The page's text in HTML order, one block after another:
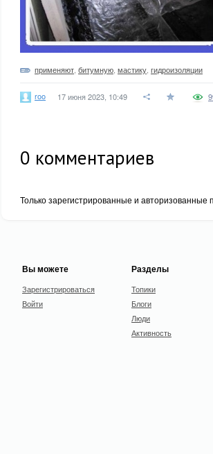
применяют битумную мастику гидроизоляции
roo 17 июня 2023, 10:49
0 комментариев
Только зарегистрированные и авторизованные
Вы можете
Зарегистрироваться
Войти
Разделы
Топики
Блоги
Люди
Активность